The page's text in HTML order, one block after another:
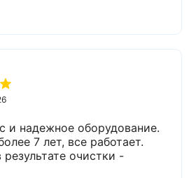
с грамотными,
Спасибо
и надежное оборудование.
7 лет, все работает.
очистки -